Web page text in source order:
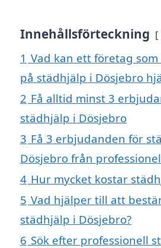
Innehållsförteckning
1 Vad kan ett företag
på städhjälp i Dösjebro
2 Få alltid minst 3
städhjälp i Dösjebro
3 Få 3 erbjudanden för
Dösjebro från
4 Hur mycket kostar
5 Vad hjälper till att
städhjälp i Dösjebro?
6 Sök efter professionell